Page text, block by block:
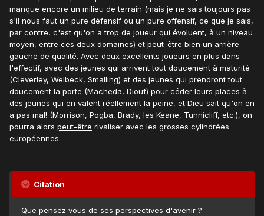
manque encore un milieu de terrain (mais je ne sais toujours pas
s'il nous faut un pure défensif ou un pure offensif, ce que je sais,
par contre, c'est qu'on a trop de joueur qui évoluent, à un niveau
moyen, entre ces deux domaines) et peut-être bien un arrière
gauche de qualité. Avec deux excellents joueurs en plus dans
l'effectif, avec des jeunes qui arrivent tout doucement à maturité
(Cleverley, Welbeck, Smalling) et des jeunes qui prendront tout
doucement la porte (Macheda, Diouf) pour céder leurs places à
des jeunes qui en valent réellement la peine, et Dieu sait qu'on en
a pas mal! (Morrison, Pogba, Brady, les Keane, Tunnicliff, etc.), on
pourra alors peut-être rivaliser avec les grosses cylindrées
européennes.
Citation
Que pensez vous de ses perspectives d'avenir ?